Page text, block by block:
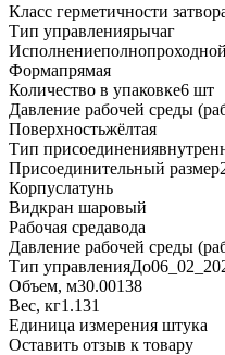
Класс герметичности
Тип управлениярычаг
Исполнениеполнопроходной
Формапрямая
Количество в упаковке6 шт
Давление рабочей среды
Поверхностьжёлтая
Тип присоединения
Присоединительный размер
Корпуслатунь
Видкран шаровый
Рабочая средавода
Давление рабочей среды
Тип
Объем, м30.00138
Вес, кг1.131
Единица измерения штука
Оставить отзыв к товару